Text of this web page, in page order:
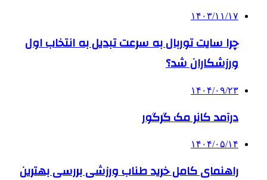
۱۴۰۳/۱۱/۱۷
چرا سایت توربال به ‌سرعت تبدیل به انتخاب اول
ورزشکاران شد؟
۱۴۰۴/۰۹/۲۳
درآمد کانر مک گرگور
۱۴۰۴/۰۵/۱۴
راهنمای کامل خرید طناب ورزشی بررسی بهترین